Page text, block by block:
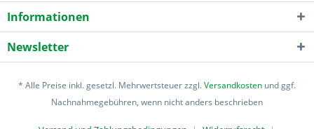
Informationen
Newsletter
* Alle Preise inkl. gesetzl. Mehrwertsteuer zzgl.Versandkosten und ggf.
Nachnahmegebühren, wenn nicht anders beschrieben